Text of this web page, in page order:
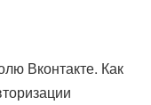
Вконтакте. Как